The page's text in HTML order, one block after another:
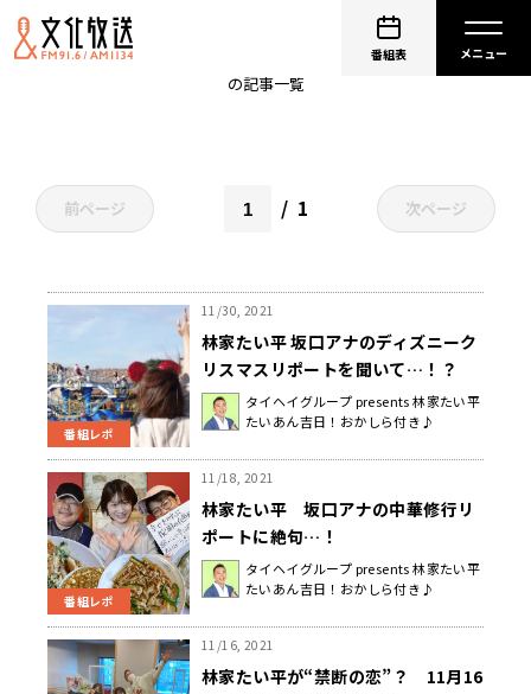
番組表
の記事一覧
前ページ 1 次ページ
番組レポ
11/30, 2021
林家たい平 坂口アナのディズニーク
リスマスリポートを聞いて…！？
タイヘイグループ presents 林家たい平
たいあん吉日！おかしら付き♪
番組レポ
11/18, 2021
林家たい平 坂口アナの中華修行リ
ポートに絶句…！
タイヘイグループ presents 林家たい平
たいあん吉日！おかしら付き♪
11/16, 2021
林家たい平が“禁断の恋”？ 11月16